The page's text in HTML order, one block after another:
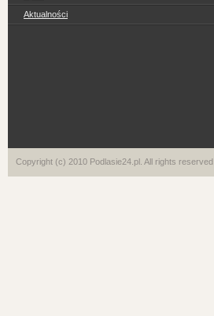
Aktualności
Copyright (c) 2010 Podlasie24.pl. All rights reserved